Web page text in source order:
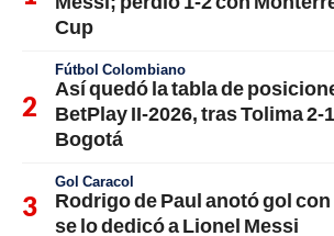
Cup
Fútbol Colombiano
Así quedó la tabla de
BetPlay II-2026, tras Tolima 2-
Bogotá
Gol Caracol
Rodrigo de Paul anotó gol
se lo dedicó a Lionel Messi